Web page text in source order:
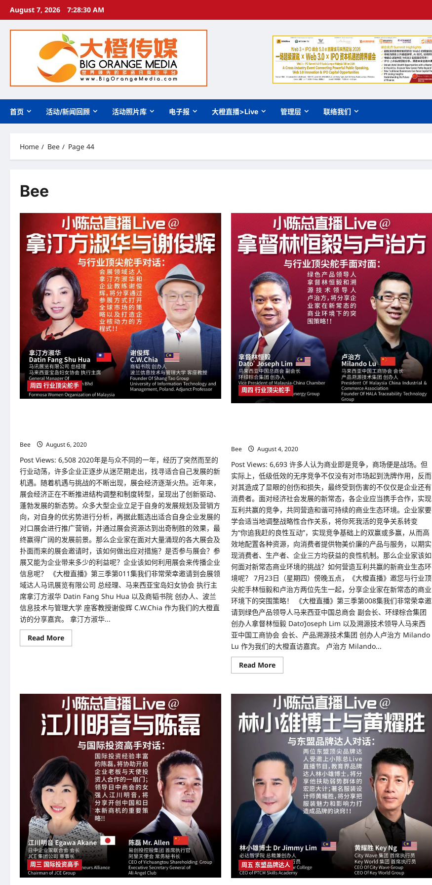
Skip
content
August 7, 2026 7:28:31 AM
首页 活动/新闻回顾 活动照片库 电子报 大橙直播>Live 管理层 联络我们
Home Bee Page 44
Bee
周四 行业顶尖舵手
Bee
August 6, 2020
Post Views: 6,508 2020年是与众不同的一年，经历了突然而至的
行业动荡，许多企业正逐步从迷茫期走出，找寻适合自己发展的新
机遇。随着机遇与挑战的不断出现，展会经济逐渐火热。近年来，
展会经济正在不断推进结构调整和制度转型，呈现出了创新驱动、
蓬勃发展的新态势。众多大型企业立足于自身的发展规划及营销方
向，对自身的优劣势进行分析，再据此甄选出适合自身企业发展的
对口展会进行推广营销，并通过展会资源达到出奇制胜的效果，最
终赢得广阔的发展前景。那么企业家在面对大量涌现的各大展会及
扑面而来的展会邀请时，该如何做出应对措施？是否参与展会？参
展又能为企业带来多少的利益呢？企业该如何利用展会来传播企业
信息呢？ 《大橙直播》第三季第011集我们非常荣幸邀请到会展领
域达人马讯展览有限公司 总经理、马来西亚宝岛妇女协会 执行主
席拿汀方淑华 Datin Fang Shu Hua 以及商韬书院 创办人、波兰
信息技术与管理大学 座客教授谢俊辉 C.W.Chia 作为我们的大橙直
访的分享嘉宾。 拿汀方淑华...
Read MoreRead
more
际
视
频：
大
直
播
季|011
集|
位
会
展
与
教
育
领
域
国
际
达
人
如
何
通
过
周四 行业顶尖舵手
Bee
August 4, 2020
Post Views: 6,693 许多人认为商业即是竞争，商场便是战场。但
实际上，低级低效的无序竞争不仅没有对市场起到洗牌作用，反而
对其造成了显眼的创伤和损失，最终受到伤害的不仅仅是企业还有
消费者。面对经济社会发展的新常态，各企业应当携手合作，实现
互利共赢的竞争，共同营造和谐可持续的商业生态环境。企业家要
学会适当地调整战略性合作关系，将你死我活的竞争关系转变
为“你追我赶的良性互动”，实现竞争基础上的双赢或多赢，从而高
效地配置各种资源，向消费者提供物美价廉的产品与服务，以期实
现消费者、生产者、企业三方均获益的良性机制。那么企业家该如
何面对新常态商业环境的挑战？如何营造互利共赢的新商业生态环
境呢？ 7月23日（星期四）傍晚五点，《大橙直播》邀您与行业顶
尖舵手林恒毅和卢治方两位先生一起，分享企业家在新常态的商业
环境下的突围策略！ 《大橙直播》第三季第008集我们非常荣幸邀
请到绿色产品领导人马来西亚中国总商会 副会长、环绿棕合集团
创办人拿督林恒毅 Dato’Joseph Lim 以及溯源技术领导人马来西
亚中国工商协会 会长、产品溯源技术集团 创办人卢治方 Milando
Lu 作为我们的大橙直访嘉宾。 卢治方 Milando...
Read MoreRead
more
橙
大
条
国
际
视
频：
直
播
季|008
集|
兩
位
中
马
两
国
业
领
导
人
线
上
周三 国际投资高手 周五 东盟品牌达人